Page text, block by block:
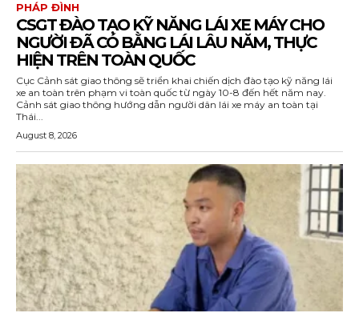
PHÁP ĐÌNH
CSGT ĐÀO TẠO KỸ NĂNG LÁI XE MÁY CHO
NGƯỜI ĐÃ CÓ BẰNG LÁI LÂU NĂM, THỰC
HIỆN TRÊN TOÀN QUỐC
Cục Cảnh sát giao thông sẽ triển khai chiến dịch đào tạo kỹ năng lái
xe an toàn trên phạm vi toàn quốc từ ngày 10-8 đến hết năm nay.
Cảnh sát giao thông hướng dẫn người dân lái xe máy an toàn tại
Thái...
August 8, 2026